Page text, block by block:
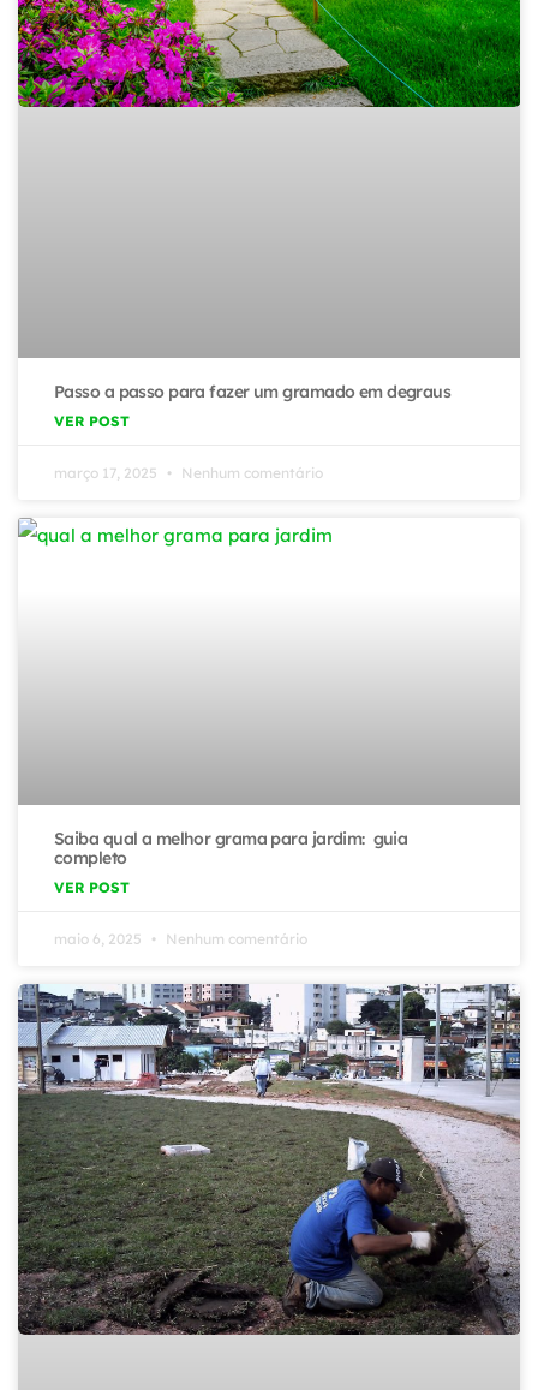
Passo a passo para fazer um gramado em degraus
VER POST
março 17, 2025 Nenhum comentário
Saiba qual a melhor grama para jardim: guia
completo
VER POST
maio 6, 2025 Nenhum comentário